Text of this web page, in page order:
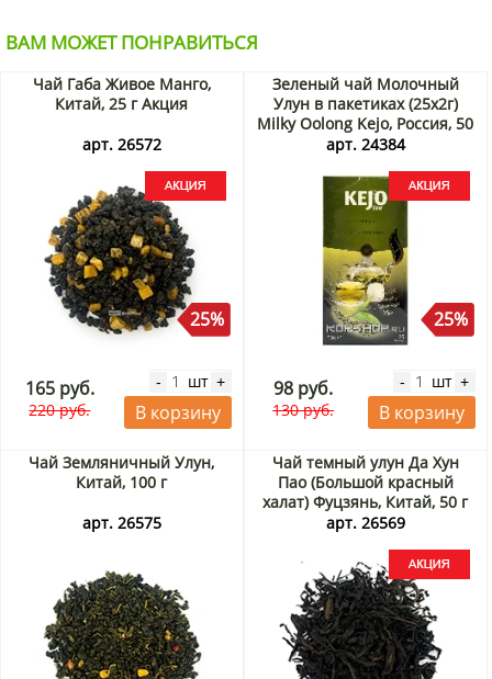
ВАМ МОЖЕТ ПОНРАВИТЬСЯ
Чай Габа Живое Манго,
Китай, 25 г Акция
арт. 26572
25%
165 руб.
220 руб.
- шт +
В корзину
Зеленый чай Молочный
Улун в пакетиках (25х2г)
Milky Oolong Kejo, Россия, 50
г Акция
арт. 24384
25%
98 руб.
130 руб.
- шт +
В корзину
Чай Земляничный Улун,
Китай, 100 г
арт. 26575
Чай темный улун Да Хун
Пао (Большой красный
халат) Фуцзянь, Китай, 50 г
Акция
арт. 26569